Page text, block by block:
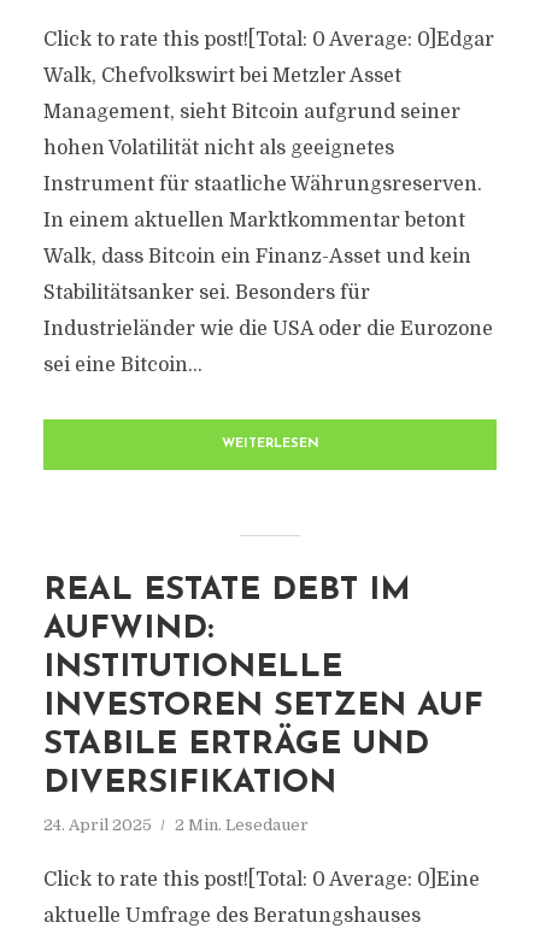
Click to rate this post![Total: 0 Average: 0]Edgar
Walk, Chefvolkswirt bei Metzler Asset
Management, sieht Bitcoin aufgrund seiner
hohen Volatilität nicht als geeignetes
Instrument für staatliche Währungsreserven.
In einem aktuellen Marktkommentar betont
Walk, dass Bitcoin ein Finanz-Asset und kein
Stabilitätsanker sei. Besonders für
Industrieländer wie die USA oder die Eurozone
sei eine Bitcoin...
WEITERLESEN
REAL ESTATE DEBT IM
AUFWIND:
INSTITUTIONELLE
INVESTOREN SETZEN AUF
STABILE ERTRÄGE UND
DIVERSIFIKATION
24. April 2025 2 Min. Lesedauer
Click to rate this post![Total: 0 Average: 0]Eine
aktuelle Umfrage des Beratungshauses